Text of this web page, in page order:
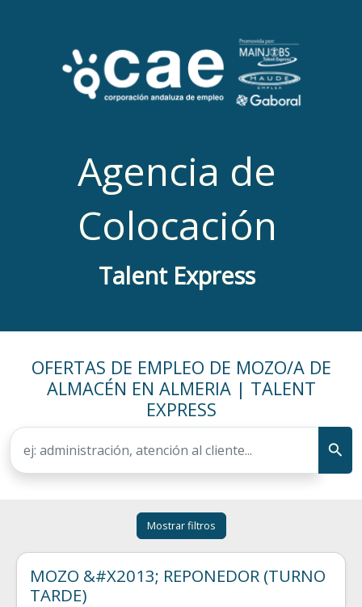
Agencia de
Colocación
Talent Express
OFERTAS DE EMPLEO DE MOZO/A DE
ALMACÉN EN ALMERIA | TALENT
EXPRESS
Mostrar filtros
MOZO &#X2013; REPONEDOR (TURNO
TARDE)